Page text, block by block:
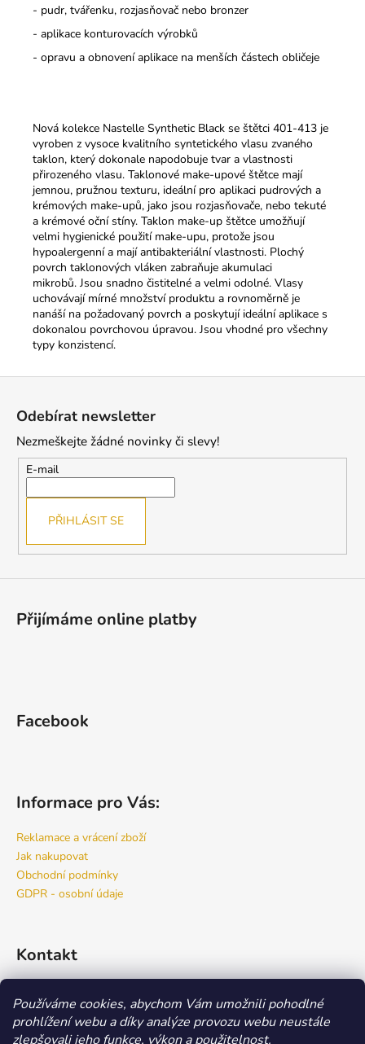
Používáme cookies, abychom Vám umožnili pohodlné
prohlížení webu a díky analýze provozu webu neustále
zlepšovali jeho funkce, výkon a použitelnost.
- pudr, tvářenku, rozjasňovač nebo bronzer
- aplikace konturovacích výrobků
- opravu a obnovení aplikace na menších částech obličeje
Nová kolekce Nastelle Synthetic Black se štětci 401-413 je
vyroben z vysoce kvalitního syntetického vlasu zvaného
taklon, který dokonale napodobuje tvar a vlastnosti
přirozeného vlasu. Taklonové make-upové štětce mají
jemnou, pružnou texturu, ideální pro aplikaci pudrových a
krémových make-upů, jako jsou rozjasňovače, nebo tekuté
a krémové oční stíny. Taklon make-up štětce umožňují
velmi hygienické použití make-upu, protože jsou
hypoalergenní a mají antibakteriální vlastnosti. Plochý
povrch taklonových vláken zabraňuje akumulaci
mikrobů. Jsou snadno čistitelné a velmi odolné. Vlasy
uchovávají mírné množství produktu a rovnoměrně je
nanáší na požadovaný povrch a poskytují ideální aplikace s
dokonalou povrchovou úpravou. Jsou vhodné pro všechny
typy konzistencí.
Odebírat newsletter
Nezmeškejte žádné novinky či slevy!
E-mail
PŘIHLÁSIT SE
Přijímáme online platby
Facebook
Informace pro Vás:
Reklamace a vrácení zboží
Jak nakupovat
Obchodní podmínky
GDPR - osobní údaje
Kontakt
777 444 460
777 444 470